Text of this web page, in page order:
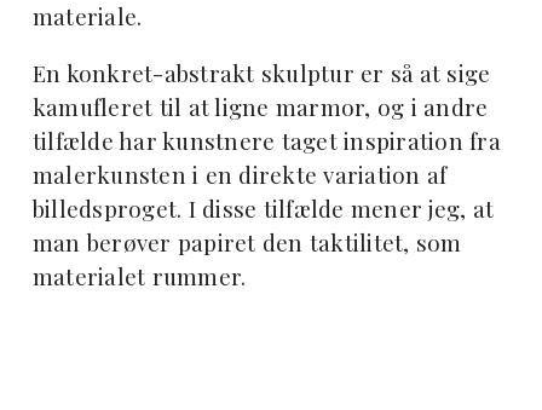
materiale.
En konkret-abstrakt skulptur er så at sige
kamufleret til at ligne marmor, og i andre
tilfælde har kunstnere taget inspiration fra
malerkunsten i en direkte variation af
billedsproget. I disse tilfælde mener jeg, at
man berøver papiret den taktilitet, som
materialet rummer.